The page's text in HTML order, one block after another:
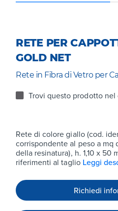
RETE PER
GOLD NET
Rete in Fibra di Vetro per
Trovi questo prodotto nel
Rete di colore giallo (cod.
corrispondente al peso a mq
della resinatura), h. 1,10 x 50
riferimenti al taglio Leggi
Richiedi